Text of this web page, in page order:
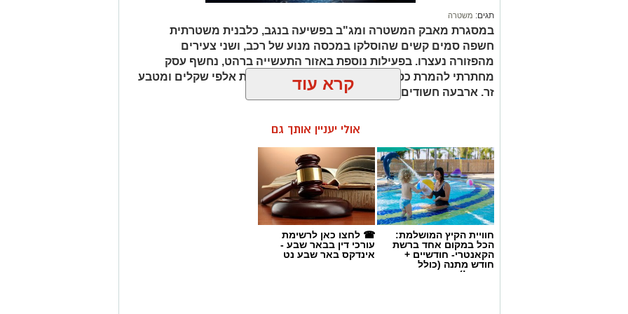
תגים: משטרה
במסגרת מאבק המשטרה ומג"ב בפשיעה בנגב, כלבנית משטרתית
חשפה סמים קשים שהוסלקו במכסה מנוע של רכב, ושני צעירים
מהפזורה נעצרו. בפעילות נוספת באזור התעשייה ברהט, נחשף עסק
מחתרתי להמרת כספים שנוהל מתוך רכב ובו עשרות אלפי שקלים ומטבע
זר. ארבעה חשודים נעצרו בסך הכל.קרא עוד
אולי יעניין אותך גם
חוויית הקיץ המושלמת:
הכל במקום אחד ברשת
הקאנטרי- חודשיים +
חודש מתנה (כולל
החגים!)
☎ לחצו כאן לרשימת
עורכי דין בבאר שבע -
אינדקס באר שבע נט